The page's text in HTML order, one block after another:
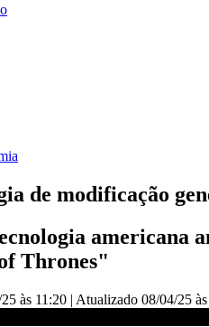
de modificação
americana
Thrones"
às 11:20 | Atualizado 08/04/25